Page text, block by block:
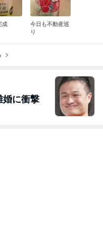
成
今日も不動産巡
り
婚に衝撃